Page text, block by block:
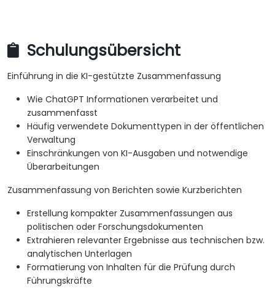
Schulungsübersicht
Einführung in die KI-gestützte Zusammenfassung
Wie ChatGPT Informationen verarbeitet und
zusammenfasst
Häufig verwendete Dokumenttypen in der öffentlichen
Verwaltung
Einschränkungen von KI-Ausgaben und notwendige
Überarbeitungen
Zusammenfassung von Berichten sowie Kurzberichten
Erstellung kompakter Zusammenfassungen aus
politischen oder Forschungsdokumenten
Extrahieren relevanter Ergebnisse aus technischen bzw.
analytischen Unterlagen
Formatierung von Inhalten für die Prüfung durch
Führungskräfte